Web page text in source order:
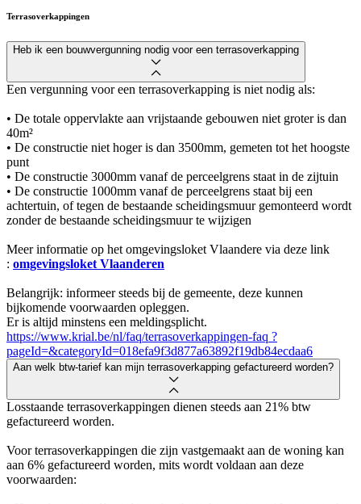
Terrasoverkappingen
Heb ik een bouwvergunning nodig voor een terrasoverkapping
Een vergunning voor een terrasoverkapping is niet nodig als:
• De totale oppervlakte aan vrijstaande gebouwen niet groter is dan
40m²
• De constructie niet hoger is dan 3500mm, gemeten tot het hoogste
punt
• De constructie 3000mm vanaf de perceelgrens staat in de zijtuin
• De constructie 1000mm vanaf de perceelgrens staat bij een
achtertuin, of tegen de bestaande scheidingsmuur gemonteerd wordt
zonder de bestaande scheidingsmuur te wijzigen
Meer informatie op het omgevingsloket Vlaandere via deze link
: omgevingsloket Vlaanderen
Belangrijk: informeer steeds bij de gemeente, deze kunnen
bijkomende voorwaarden opleggen.
Er is altijd minstens een meldingsplicht.
https://www.krial.be/nl/faq/terrasoverkappingen-faq ?
pageId=&categoryId=018efa9f3d877a63892f19db84ecdaa6
Aan welk btw-tarief kan mijn terrasoverkapping gefactureerd worden?
Losstaande terrasoverkappingen dienen steeds aan 21% btw
gefactureerd worden.
Voor terrasoverkappingen die zijn vastgemaakt aan de woning kan
aan 6% gefactureerd worden, mits wordt voldaan aan deze
voorwaarden: